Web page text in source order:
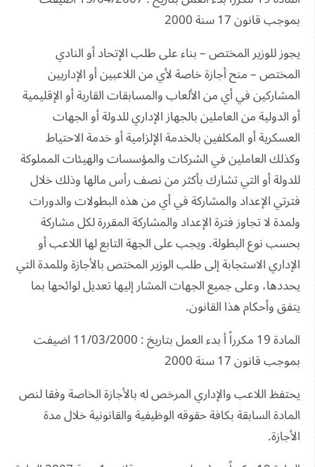
بموجب قانون 17 سنة 2000
يجوز للوزير المختص – بناء على طلب الإتحاد أو النادي
المختص – منح أجازة خاصة لأي من اللاعبين أو الإداريين
المشاركين في أي من الألعاب والمسابقات القارية أو الإقليمية
أو الدولية من العاملين بالجهاز الإداري للدولة أو الجهات
العسكرية أو المكلفين بالخدمة الإلزامية أو خدمة الاحتياط
وكذلك العاملين في الشركات والمؤسسات والهيئات المملوكة
للدولة أو التي تشارك بأكثر من نصف رأس مالها وذلك خلال
فترتي الإعداد والمشاركة في أي من هذه البطولات والدورات
ولمدة لا تجاوز فترة الإعداد والمشاركة المقررة لكل مشاركة
بحسب نوع البطولة. ويجب على الجهة التابع لها اللاعب أو
الإداري الاستجابة إلى طلب الوزير المختص بالأجازة وللمدة التي
يحددها، وعلى جميع الجهات المشار إليها تعديل لوائحها بما
يتفق وأحكام هذا القانون.
المادة 19 مكرراً أ بدء العمل بتاريخ : 11/03/2000 اضيفت
بموجب قانون 17 سنة 2000
يحتفظ اللاعب والإداري المرخص له بالأجازة الخاصة وفقا لنص
المادة السابقة بكافة حقوقه الوظيفية والقانونية خلال مدة
الأجازة.